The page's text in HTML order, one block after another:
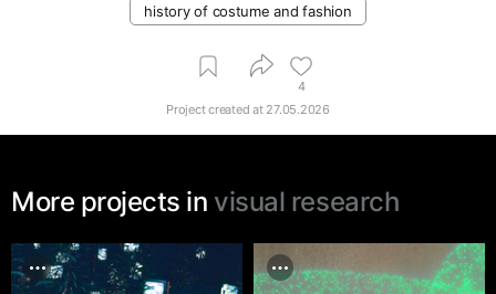
history of costume and fashion
4
Project created at 27.05.2026
More projects in visual research